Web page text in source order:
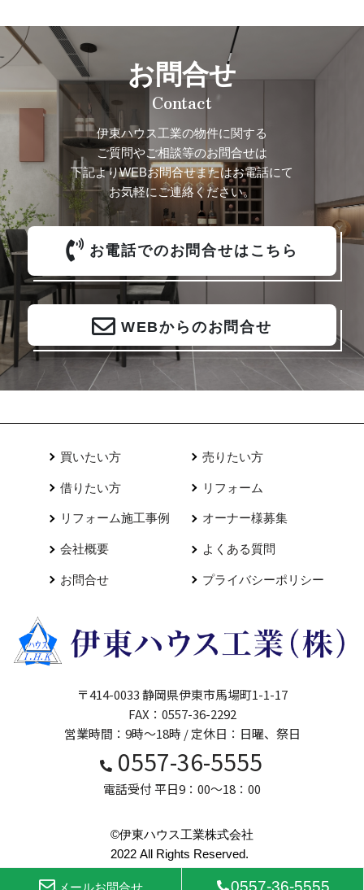
お問合せ
Contact
伊東ハウス工業の物件に関する
ご質問やご相談等のお問合せは
下記よりWEBお問合せまたはお電話にて
お気軽にご連絡ください。
お電話でのお問合せはこちら
WEBからのお問合せ
買いたい方 売りたい方
借りたい方 リフォーム
リフォーム施工事例 オーナー様募集
会社概要 よくある質問
お問合せ プライバシーポリシー
〒414-0033 静岡県伊東市馬場町1-1-17
FAX：0557-36-2292
営業時間：9時～18時 / 定休日：日曜、祭日
0557-36-5555
電話受付 平日9：00～18：00
©伊東ハウス工業株式会社
2022 All Rights Reserved.
メールお問合せ 0557-36-5555